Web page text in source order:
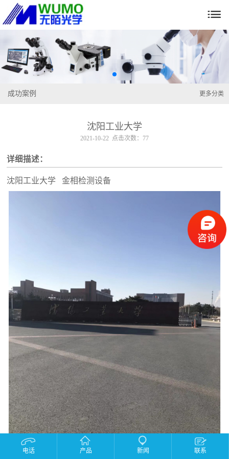

更多分类
成功案例
沈阳工业大学
2021-10-22 点击次数：77
详细描述：
沈阳工业大学 金相检测设备
电话 产品 新闻 联系